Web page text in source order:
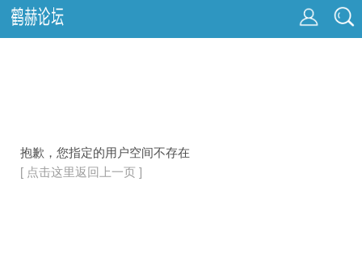
抱歉，您指定的用户空间不存在
[ 点击这里返回上一页 ]